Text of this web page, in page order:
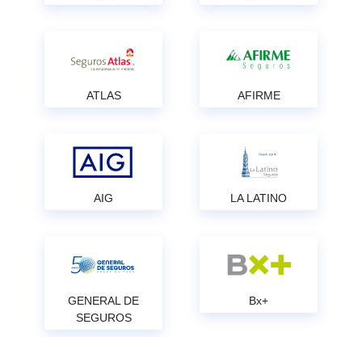
ATLAS AFIRME
AIG LA LATINO
GENERAL DE
SEGUROS
Bx+